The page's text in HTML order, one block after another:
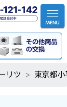
リツ 東京都